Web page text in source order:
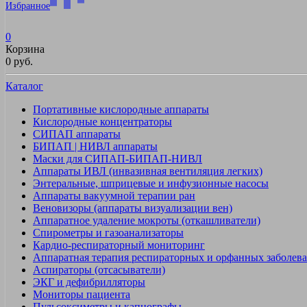
Избранное
0
Корзина
0 руб.
Каталог
Портативные кислородные аппараты
Кислородные концентраторы
СИПАП аппараты
БИПАП | НИВЛ аппараты
Маски для СИПАП-БИПАП-НИВЛ
Аппараты ИВЛ (инвазивная вентиляция легких)
Энтеральные, шприцевые и инфузионные насосы
Аппараты вакуумной терапии ран
Веновизоры (аппараты визуализации вен)
Аппаратное удаление мокроты (откашливатели)
Спирометры и газоанализаторы
Кардио-респираторный мониторинг
Аппаратная терапия респираторных и орфанных
Аспираторы (отсасыватели)
ЭКГ и дефибрилляторы
Мониторы пациента